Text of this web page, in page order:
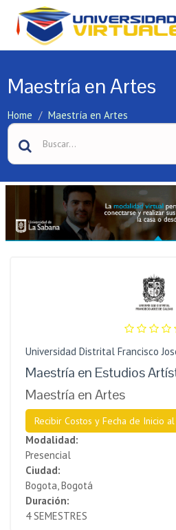
Maestría en Artes
Home Maestría en Artes
Universidad Distrital Francisco
Maestría en Estudios
Maestría en Artes
Recibir Costos y Fecha de Inicio
Modalidad:
Presencial
Ciudad:
Bogota, Bogotá
Duración:
4 SEMESTRES